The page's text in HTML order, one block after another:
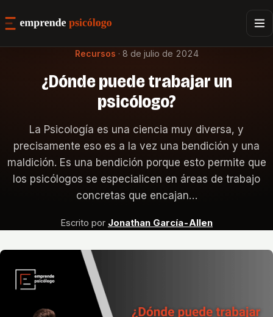
Recursos · 8 de julio de 2024
¿Dónde puede trabajar un
psicólogo?
La Psicología es una ciencia muy diversa, y
precisamente eso es a la vez una bendición y una
maldición. Es una bendición porque esto permite que
los psicólogos se especialicen en áreas de trabajo
concretas que encajan…
Escrito por Jonathan García-Allen